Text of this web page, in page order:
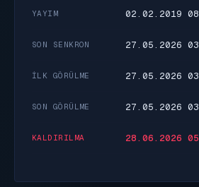
YAYIM 02.02.2019
SON SENKRON 27.05.2026
İLK GÖRÜLME 27.05.2026
SON GÖRÜLME 27.05.2026
KALDIRILMA 28.06.2026